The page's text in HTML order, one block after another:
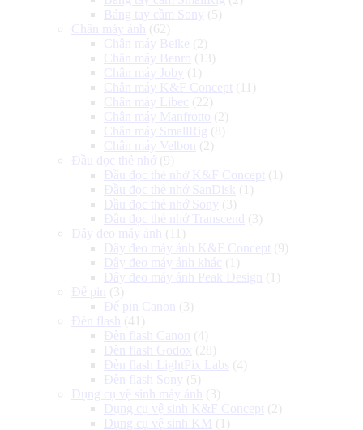
Báng tay cầm Sony (5)
Chân máy ảnh
(62)
Chân máy Beike (2)
Chân máy Benro (13)
Chân máy Joby (1)
Chân máy K&F Concept (11)
Chân máy Libec (22)
Chân máy Manfrotto (2)
Chân máy SmallRig (8)
Chân máy Velbon
(2)
Đầu đọc thẻ nhớ (9)
Đầu đọc thẻ nhớ K&F Concept (1)
Đầu đọc thẻ nhớ SanDisk (1)
Đầu đọc thẻ nhớ Sony (3)
Đầu đọc thẻ nhớ Transcend
(3)
Dây đeo máy ảnh
(11)
Dây đeo máy ảnh K&F Concept (9)
Dây đeo máy ảnh khác (1)
Dây đeo máy ảnh Peak Design
(1)
Đế pin
(3)
Đế pin Canon
(3)
Đèn flash
(41)
Đèn flash Canon
(4)
Đèn flash Godox (28)
Đèn flash LightPix Labs (4)
Đèn flash Sony (5)
Dụng cụ vệ sinh máy ảnh
(3)
Dụng cụ vệ sinh K&F Concept (2)
Dụng cụ vệ sinh KM (1)